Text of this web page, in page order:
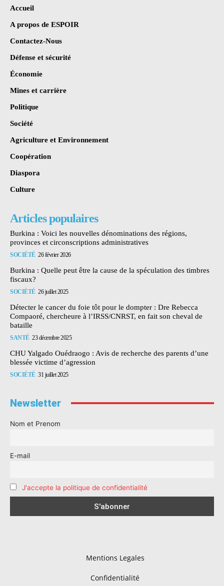
Accueil
A propos de ESPOIR
Contactez-Nous
Défense et sécurité
Économie
Mines et carrière
Politique
Société
Agriculture et Environnement
Coopération
Diaspora
Culture
Articles populaires
Burkina : Voici les nouvelles dénominations des régions,
provinces et circonscriptions administratives
SOCIÉTÉ 26 février 2026
Burkina : Quelle peut être la cause de la spéculation des timbres
fiscaux?
SOCIÉTÉ 26 juillet 2025
Détecter le cancer du foie tôt pour le dompter : Dre Rebecca
Compaoré, chercheure à l’IRSS/CNRST, en fait son cheval de
bataille
SANTÉ 23 décembre 2025
CHU Yalgado Ouédraogo : Avis de recherche des parents d’une
blessée victime d’agression
SOCIÉTÉ 31 juillet 2025
Newsletter
Nom et Prenom
E-mail
J'accepte la politique de confidentialité
Mentions Legales
Confidentialité